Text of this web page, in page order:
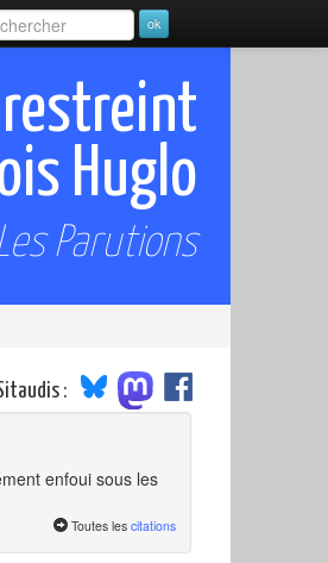
restreint
Huglo
Parutions
:
enfoui sous les
Toutes les citations